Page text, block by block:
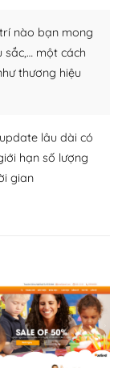
themes và
có thể thỏa
cho mục đích
nơi lưu trữ
nào bạn mong
sắc,… một cách
thương hiệu
lâu dài có
hạn số lượng
gian